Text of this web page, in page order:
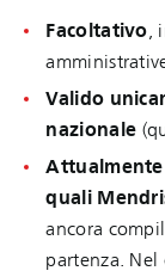
Facoltativo,
Valido
nazionale
quali
ancora
partenza. Nel